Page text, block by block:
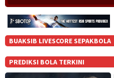
BUAKSIB LIVESCORE SEPAKBOLA
PREDIKSI BOLA TERKINI